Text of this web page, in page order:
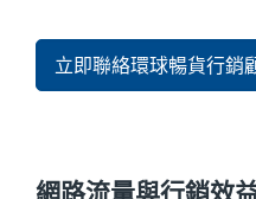
立即聯絡環球暢貨行銷
網路流量與行銷效